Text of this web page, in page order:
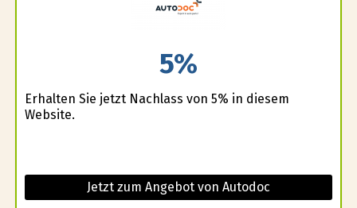
5%
Erhalten Sie jetzt Nachlass von 5% in diesem
Website.
Jetzt zum Angebot von Autodoc